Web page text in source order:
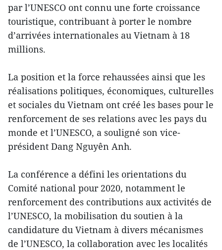
par l’UNESCO ont connu une forte croissance
touristique, contribuant à porter le nombre
d’arrivées internationales au Vietnam à 18
millions.
La position et la force rehaussées ainsi que les
réalisations politiques, économiques, culturelles
et sociales du Vietnam ont créé les bases pour le
renforcement de ses relations avec les pays du
monde et l’UNESCO, a souligné son vice-
président Dang Nguyên Anh.
La conférence a défini les orientations du
Comité national pour 2020, notamment le
renforcement des contributions aux activités de
l’UNESCO, la mobilisation du soutien à la
candidature du Vietnam à divers mécanismes
de l’UNESCO, la collaboration avec les localités